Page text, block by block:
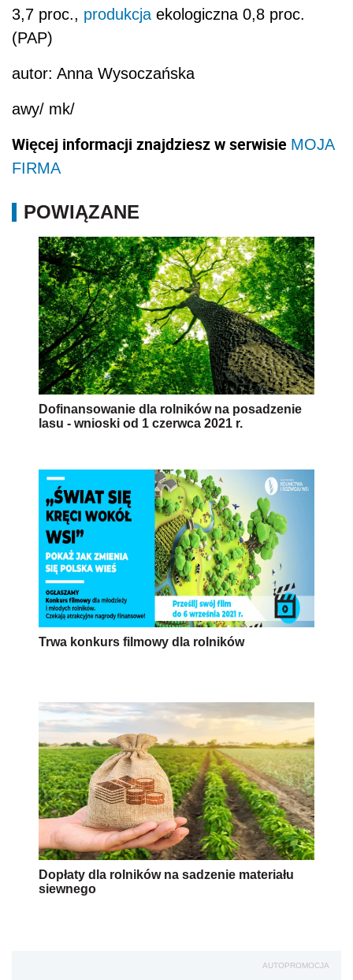
3,7 proc., produkcja ekologiczna 0,8 proc.
(PAP)
autor: Anna Wysoczańska
awy/ mk/
Więcej informacji znajdziesz w serwisie MOJA
FIRMA
POWIĄZANE
Dofinansowanie dla rolników na posadzenie
lasu - wnioski od 1 czerwca 2021 r.
Trwa konkurs filmowy dla rolników
Dopłaty dla rolników na sadzenie materiału
siewnego
AUTOPROMOCJA